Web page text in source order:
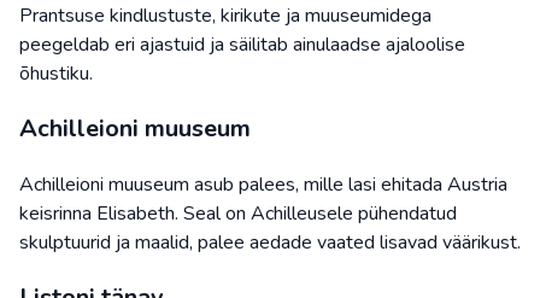
Prantsuse kindlustuste, kirikute ja muuseumidega
peegeldab eri ajastuid ja säilitab ainulaadse ajaloolise
õhustiku.
Achilleioni muuseum
Achilleioni muuseum asub palees, mille lasi ehitada Austria
keisrinna Elisabeth. Seal on Achilleusele pühendatud
skulptuurid ja maalid, palee aedade vaated lisavad väärikust.